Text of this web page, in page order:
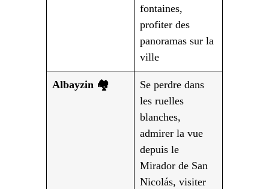
fontaines,
profiter des
panoramas sur la
ville
Albayzin 🏘️
Se perdre dans
les ruelles
blanches,
admirer la vue
depuis le
Mirador de San
Nicolás, visiter